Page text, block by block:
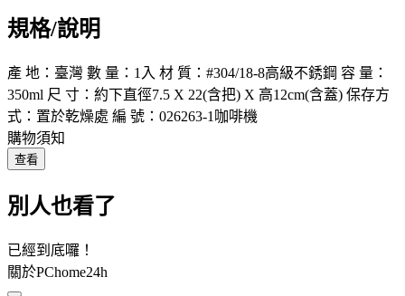
規格/說明
產 地：臺灣 數 量：1入 材 質：#304/18-8高級不銹鋼 容 量：
350ml 尺 寸：約下直徑7.5 X 22(含把) X 高12cm(含蓋) 保存方
式：置於乾燥處 編 號：026263-1咖啡機
購物須知
查看
別人也看了
已經到底囉！
關於PChome24h